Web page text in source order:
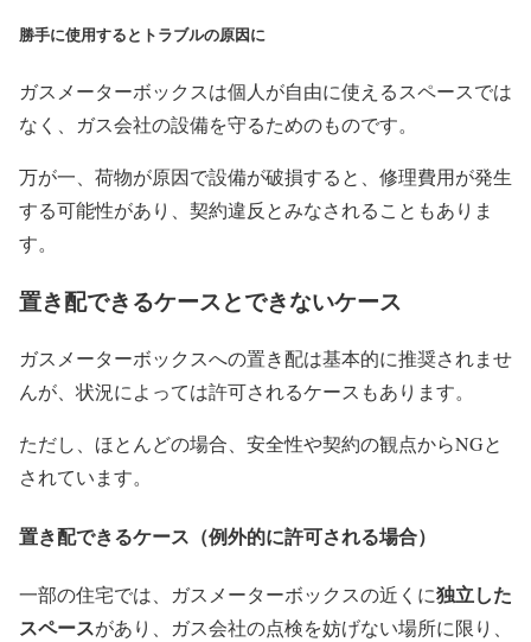
勝手に使用するとトラブルの原因に
ガスメーターボックスは個人が自由に使えるスペースでは
なく、ガス会社の設備を守るためのものです。
万が一、荷物が原因で設備が破損すると、修理費用が発生
する可能性があり、契約違反とみなされることもありま
す。
置き配できるケースとできないケース
ガスメーターボックスへの置き配は基本的に推奨されませ
んが、状況によっては許可されるケースもあります。
ただし、ほとんどの場合、安全性や契約の観点からNGと
されています。
置き配できるケース（例外的に許可される場合）
一部の住宅では、ガスメーターボックスの近くに独立した
スペースがあり、ガス会社の点検を妨げない場所に限り、